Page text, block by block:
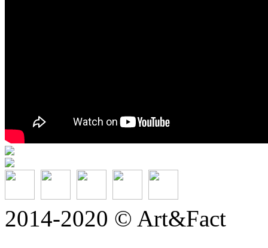
2014-2020 © Art&Fact